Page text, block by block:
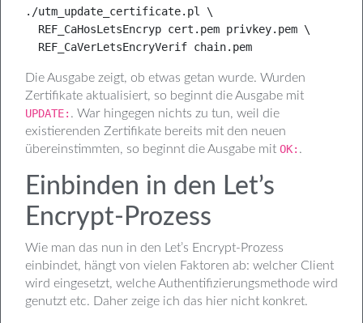
./utm_update_certificate.pl \
  REF_CaHosLetsEncryp cert.pem privkey.pem \
  REF_CaVerLetsEncryVerif chain.pem
Die Ausgabe zeigt, ob etwas getan wurde. Wurden
Zertifikate aktualisiert, so beginnt die Ausgabe mit
UPDATE: . War hingegen nichts zu tun, weil die
existierenden Zertifikate bereits mit den neuen
übereinstimmten, so beginnt die Ausgabe mit OK: .
Einbinden in den Let’s
Encrypt-Prozess
Wie man das nun in den Let’s Encrypt-Prozess
einbindet, hängt von vielen Faktoren ab: welcher Client
wird eingesetzt, welche Authentifizierungsmethode wird
genutzt etc. Daher zeige ich das hier nicht konkret.